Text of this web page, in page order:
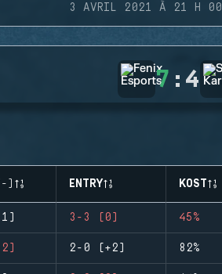
3 AVRIL 2021 À 21 H 00
7 : 4
) ENTRY KOST
3-3 (0) 45%
2-0 (+2) 82%